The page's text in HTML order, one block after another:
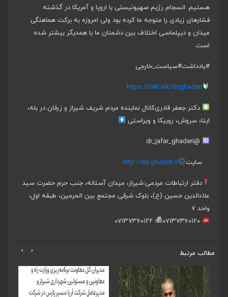
هستیم. انسجام رژیم صهیونیستی با اروپا و آمریکا در گذشته
فشارهای زیادی را متوجه ما کرده بود ولی امروزه به برکت هماهنگی
میدان و دیپلماسی اختلاف بین دشمنان ما با همدیگر بیشتر شده
است.
#یادداشت#سیاست_خارجی
https://takl.ink/drjghaderi
دکتر جعفر قادریکانال نماینده مردم شریف شیراز و زرقان در بله،
ایتا، سروش، روبیکا و ویراستی
@dr_jafar_ghaderi
سایت http://drj-ghaderi.ir
دفتر ارتباطات مردمی:شیراز، میدان آستانه، جنب حرم حضرت سید
علاءالدین حسین (ع)، بلوک شرقی مجتمع بین الحرمین، طبقه اول،
واحد ۷
مطالب مرتبط ‹
›